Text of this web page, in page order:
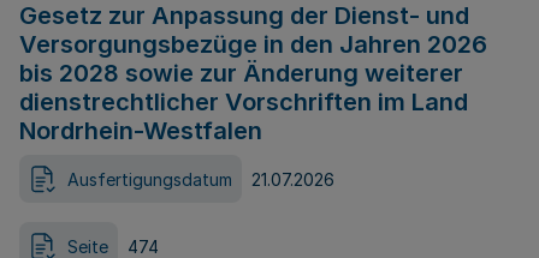
Gesetz zur Anpassung der Dienst- und
Versorgungsbezüge in den Jahren 2026
bis 2028 sowie zur Änderung weiterer
dienstrechtlicher Vorschriften im Land
Nordrhein-Westfalen
Ausfertigungsdatum 21.07.2026
Seite 474